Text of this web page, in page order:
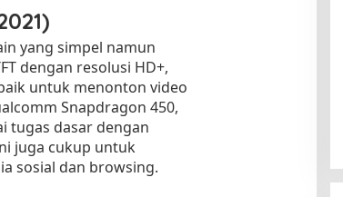
yang simpel namun
dengan resolusi HD+,
untuk menonton video
Snapdragon 450,
tugas dasar dengan
juga cukup untuk
sosial dan browsing.